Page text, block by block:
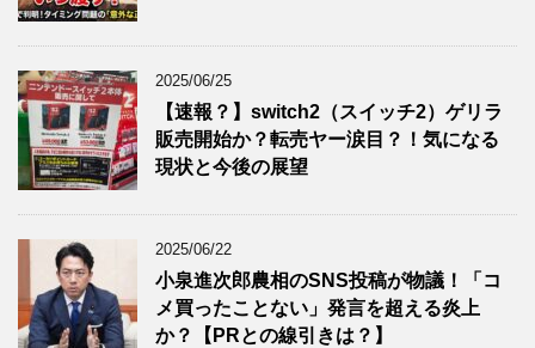
2025/06/25
【速報？】switch2（スイッチ2）ゲリラ
販売開始か？転売ヤー涙目？！気になる
現状と今後の展望
2025/06/22
小泉進次郎農相のSNS投稿が物議！「コ
メ買ったことない」発言を超える炎上
か？【PRとの線引きは？】